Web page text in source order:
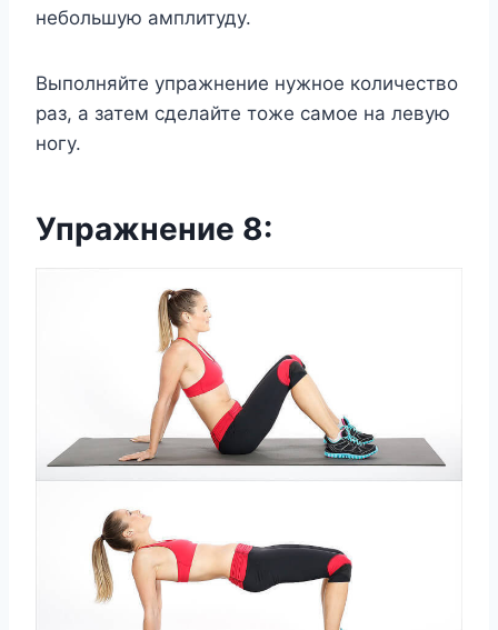
небольшую амплитуду.
Выполняйте упражнение нужное количество
раз, а затем сделайте тоже самое на левую
ногу.
Упражнение 8: